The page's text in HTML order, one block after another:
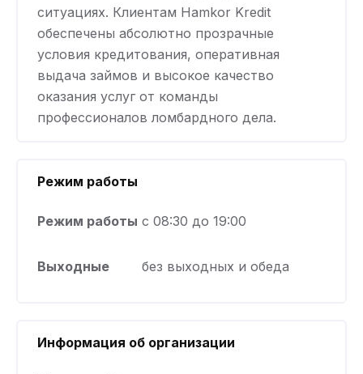
ситуациях. Клиентам Hamkor Kredit
обеспечены абсолютно прозрачные
условия кредитования, оперативная
выдача займов и высокое качество
оказания услуг от команды
профессионалов ломбардного дела.
Режим работы
Режим работы с 08:30 до 19:00
Выходные без выходных и обеда
Информация об организации